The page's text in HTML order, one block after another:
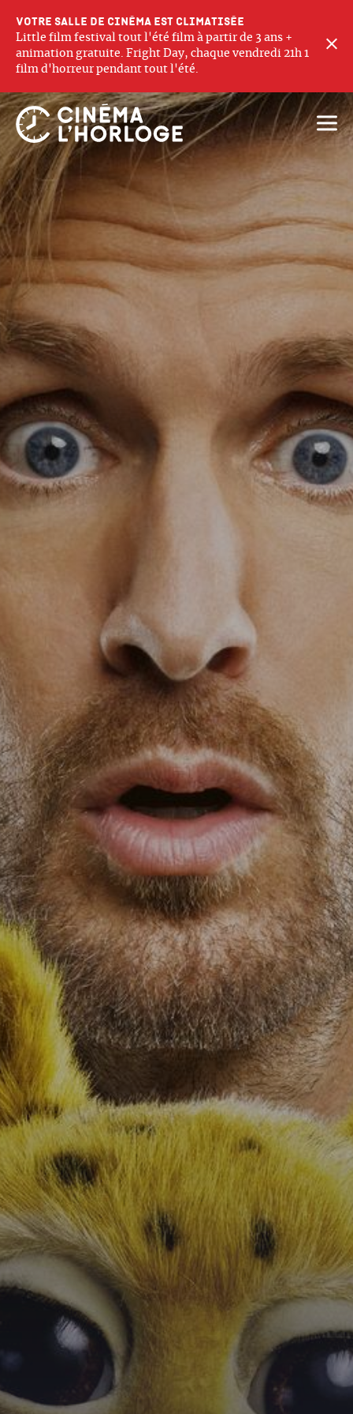
Votre salle de cinéma est climatisée
Little film festival tout l'été film à partir de 3 ans +
animation gratuite. Fright Day, chaque vendredi 21h 1
film d'horreur pendant tout l'été.